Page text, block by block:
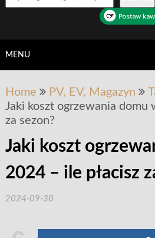
MENU
Home PV, EV, Magazyn
Jaki koszt ogrzewania domu
za sezon?
Jaki koszt
2024 – ile płacisz
2024-09-30